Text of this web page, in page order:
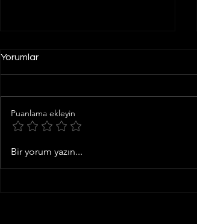
Moya Markets Forex
Dolandırıcılığı Avukatı | Av.
Yorumlar
Puanlama ekleyin
Bir yorum yazın...